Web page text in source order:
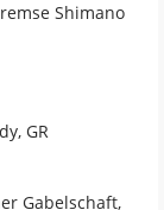
Shimano
GR
Gabelschaft,